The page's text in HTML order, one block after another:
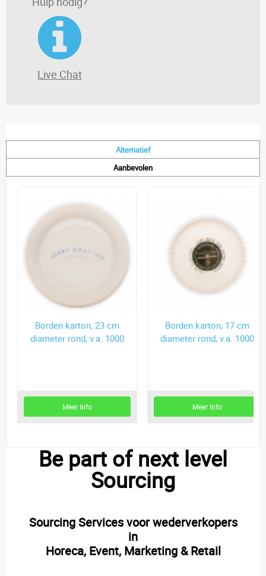
Live Chat
Alternatief
Aanbevolen
Borden karton, 23 cm
diameter rond, v.a. 1000
Meer Info
Borden karton, 17 cm
diameter rond, v.a. 1000
Meer Info
Be part of next level
Sourcing
Sourcing Services voor wederverkopers
in
Horeca, Event, Marketing & Retail